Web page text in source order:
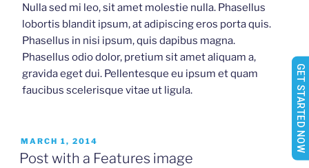
Nulla sed mi leo, sit amet molestie nulla. Phasellus
lobortis blandit ipsum, at adipiscing eros porta quis.
Phasellus in nisi ipsum, quis dapibus magna.
Phasellus odio dolor, pretium sit amet aliquam a,
gravida eget dui. Pellentesque eu ipsum et quam
faucibus scelerisque vitae ut ligula.
POSTED
ON
MARCH 1, 2014
Post with a Features image
GET STARTED NOW